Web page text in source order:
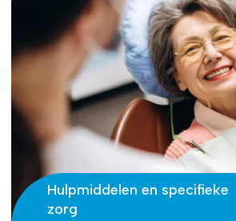
Hulpmiddelen en specifieke
zorg